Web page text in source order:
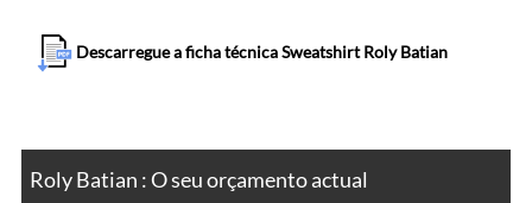
Descarregue a ficha técnica Sweatshirt Roly Batian
Roly Batian : O seu orçamento actual